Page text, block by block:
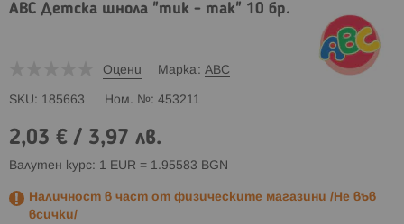
ABC Детска шнола "тик - так" 10 бр.
Оцени Марка ABC
SKU 185663 Ном. № 453211
2,03 € / 3,97 лв.
Валутен курс: 1 EUR = 1.95583 BGN
Наличност в част от физическите магазини /Не във
всички/